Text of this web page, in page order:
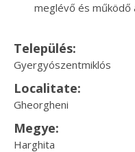
meglévő és működő
Település:
Gyergyószentmiklós
Localitate:
Gheorgheni
Megye:
Harghita